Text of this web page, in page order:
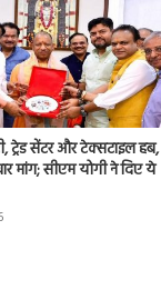
ट्रेड सेंटर और टेक्सटाइल हब,
मांग; सीएम योगी ने दिए ये